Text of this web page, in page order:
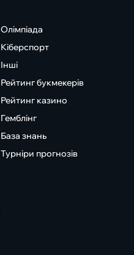
Олімпіада
Кіберспорт
Інші
Рейтинг букмекерів
Рейтинг казино
Гемблінг
База знань
Турніри прогнозів